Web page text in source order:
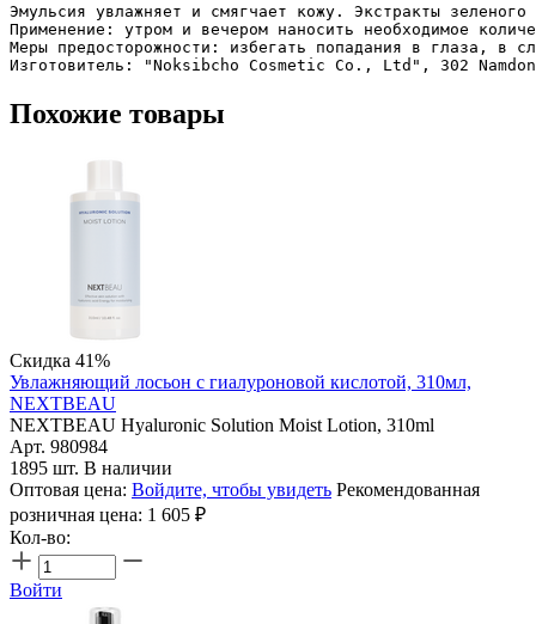
Эмульсия увлажняет и смягчает кожу. Экстракты
Применение: утром и вечером наносить необходимое
Меры предосторожности: избегать попадания в глаза, в
Похожие товары
Скидка 41%
Увлажняющий лосьон с гиалуроновой кислотой, 310мл,
NEXTBEAU
NEXTBEAU Hyaluronic Solution Moist Lotion, 310ml
Арт. 980984
1895 шт. В наличии
Оптовая цена: Войдите, чтобы увидеть Рекомендованная
розничная цена: 1 605 ₽
Кол-во:
Войти